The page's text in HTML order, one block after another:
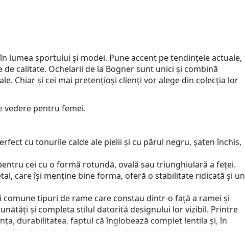
lumea sportului și modei. Pune accent pe tendințele actuale,
calitate. Ochelarii de la Bogner sunt unici și combină
Chiar și cei mai pretențioși clienți vor alege din colecția lor
vedere pentru femei.
cu tonurile calde ale pielii și cu părul negru, șaten închis,
cei cu o formă rotundă, ovală sau triunghiulară a feței.
care își menține bine forma, oferă o stabilitate ridicată și un
tipuri de rame care constau dintr-o față a ramei și
și completa stilul datorită designului lor vizibil. Printre
durabilitatea, faptul că înglobează complet lentila și, în
Acest tip de rame este potrivit pentru toate lentilele,